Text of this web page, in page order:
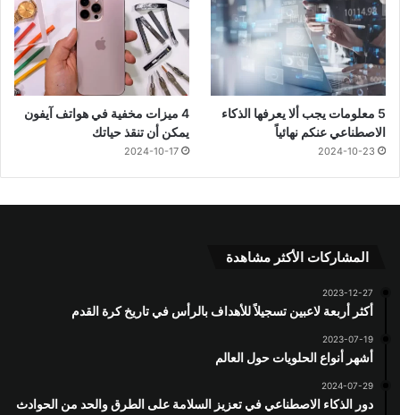
5 معلومات يجب ألا يعرفها الذكاء
الاصطناعي عنكم نهائياً
2024-10-23
4 ميزات مخفية في هواتف آيفون
يمكن أن تنقذ حياتك
2024-10-17
المشاركات الأكثر مشاهدة
2023-12-27
أكثر أربعة لاعبين تسجيلاً للأهداف بالرأس في تاريخ كرة القدم
2023-07-19
أشهر أنواع الحلويات حول العالم
2024-07-29
دور الذكاء الاصطناعي في تعزيز السلامة على الطرق والحد من الحوادث